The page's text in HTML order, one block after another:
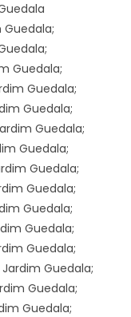
Guedala;
Guedala;
Guedala;
Guedala;
Guedala;
Guedala;
Guedala;
Guedala;
Guedala;
Guedala;
Guedala;
Guedala;
Guedala;